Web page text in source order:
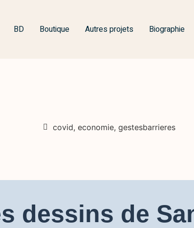
BD Boutique Autres projets Biographie
covid, economie, gestesbarrieres
dessins de